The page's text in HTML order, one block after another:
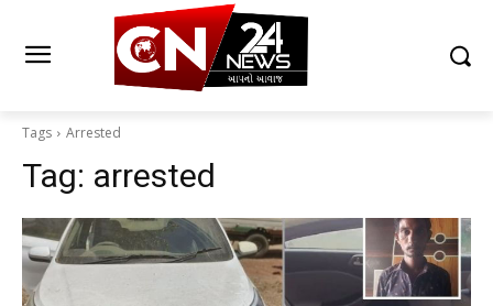
Tags Arrested
Tag: arrested